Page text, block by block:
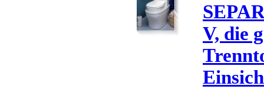
V, die